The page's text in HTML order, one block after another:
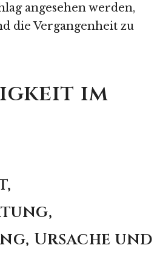
angesehen werden,
die Vergangenheit zu
im
Ursache und